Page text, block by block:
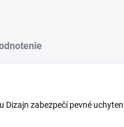
zabezpečí pevné